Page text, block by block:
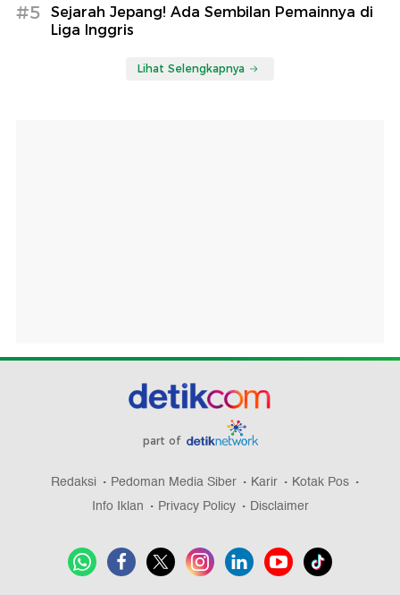
#5
Sejarah Jepang! Ada Sembilan Pemainnya di
Liga Inggris
Lihat Selengkapnya
part of
Redaksi Pedoman Media Siber Karir
Kotak Pos
Info Iklan
Privacy Policy Disclaimer